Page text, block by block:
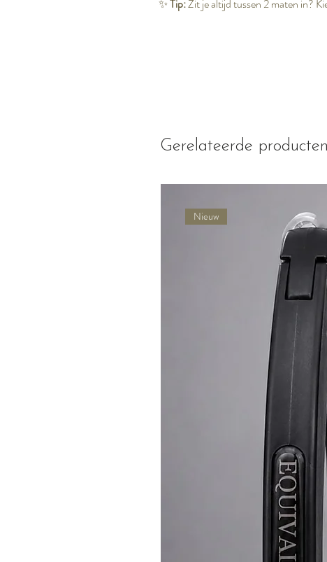
✨Tip:Zit je altijd tussen 2 maten in?
Gerelateerde producten
Nieuw